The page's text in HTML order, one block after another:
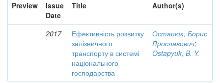
Preview
Issue
Date
Title Author(s)
2017
Ефективність розвитку
залізничного
транспорту в системі
національного
господарства
Остапюк, Борис
Ярославович;
Ostapyuk, B. Y.